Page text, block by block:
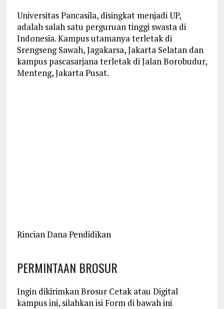
Universitas Pancasila, disingkat menjadi UP,
adalah salah satu perguruan tinggi swasta di
Indonesia. Kampus utamanya terletak di
Srengseng Sawah, Jagakarsa, Jakarta Selatan dan
kampus pascasarjana terletak di Jalan Borobudur,
Menteng, Jakarta Pusat.
Rincian Dana Pendidikan
PERMINTAAN BROSUR
Ingin dikirimkan Brosur Cetak atau Digital
kampus ini, silahkan isi Form di bawah ini